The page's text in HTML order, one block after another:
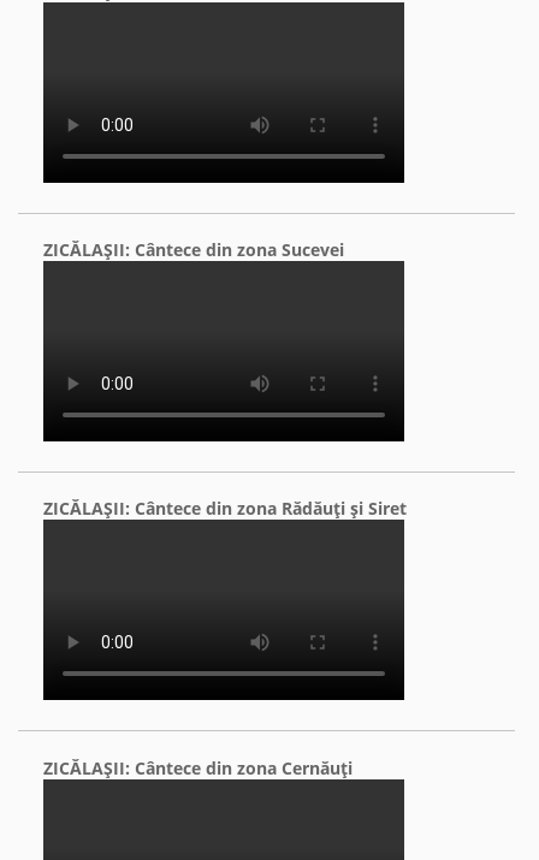
ZICĂLAŞII: Cântece din zona Sucevei
ZICĂLAŞII: Cântece din zona Rădăuţi şi Siret
ZICĂLAŞII: Cântece din zona Cernăuţi